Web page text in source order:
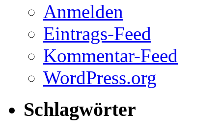
Anmelden
Eintrags-Feed
Kommentar-Feed
WordPress.org
Schlagwörter